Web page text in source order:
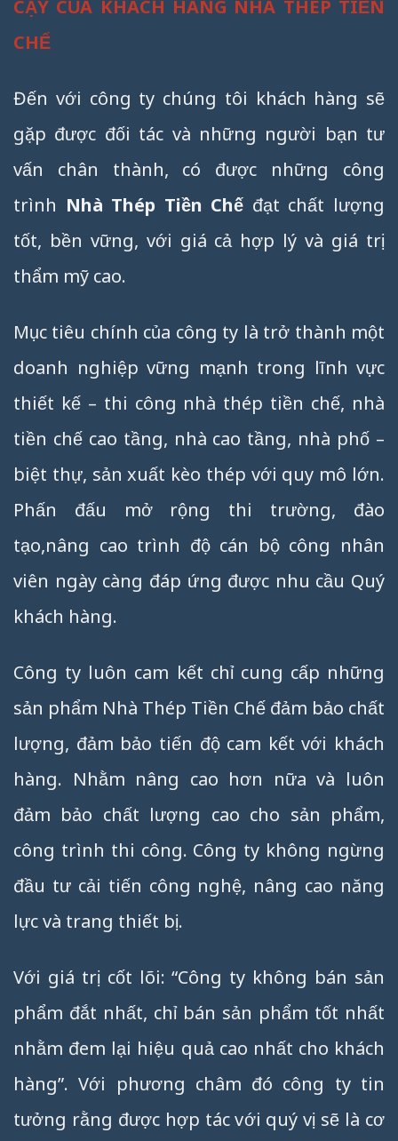
CẬY CỦA KHÁCH HÀNG NHÀ THÉP TIỀN
CHẾ
Đến với công ty chúng tôi khách hàng sẽ
gặp được đối tác và những người bạn tư
vấn chân thành, có được những công
trình Nhà Thép Tiền Chế đạt chất lượng
tốt, bền vững, với giá cả hợp lý và giá trị
thẩm mỹ cao.
Mục tiêu chính của công ty là trở thành một
doanh nghiệp vững mạnh trong lĩnh vực
thiết kế – thi công nhà thép tiền chế, nhà
tiền chế cao tầng, nhà cao tầng, nhà phố –
biệt thự, sản xuất kèo thép với quy mô lớn.
Phấn đấu mở rộng thi trường, đào
tạo,nâng cao trình độ cán bộ công nhân
viên ngày càng đáp ứng được nhu cầu Quý
khách hàng.
Công ty luôn cam kết chỉ cung cấp những
sản phẩm Nhà Thép Tiền Chế đảm bảo chất
lượng, đảm bảo tiến độ cam kết với khách
hàng. Nhằm nâng cao hơn nữa và luôn
đảm bảo chất lượng cao cho sản phẩm,
công trình thi công. Công ty không ngừng
đầu tư cải tiến công nghệ, nâng cao năng
lực và trang thiết bị.
Với giá trị cốt lõi: “Công ty không bán sản
phẩm đắt nhất, chỉ bán sản phẩm tốt nhất
nhằm đem lại hiệu quả cao nhất cho khách
hàng”. Với phương châm đó công ty tin
tưởng rằng được hợp tác với quý vị sẽ là cơ